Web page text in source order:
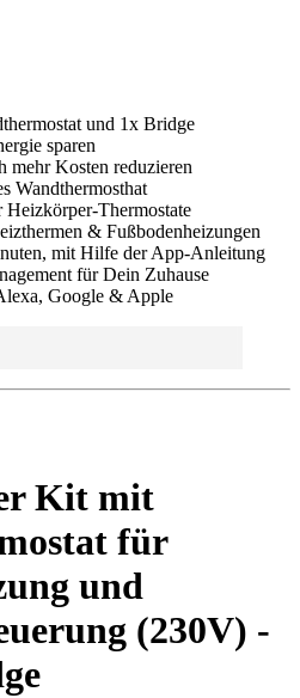
und 1x Bridge
sparen
mehr Kosten reduzieren
Wandthermosthat
Thermostate
& Fußbodenheizungen
mit Hilfe der App-Anleitung
für Dein Zuhause
Google & Apple
Kit mit
für
und
(230V) -